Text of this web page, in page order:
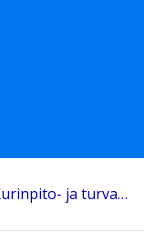
Kurinpito- ja turvallisuustoimenpiteet